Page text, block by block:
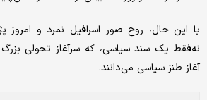
با این حال، روح صور اسرافیل نمرد و امروز
نه‌فقط یک سند سیاسی، که سرآغاز تحولی
آغاز طنز سیاسی می‌دانند.